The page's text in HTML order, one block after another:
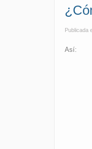
Publicada
Así: